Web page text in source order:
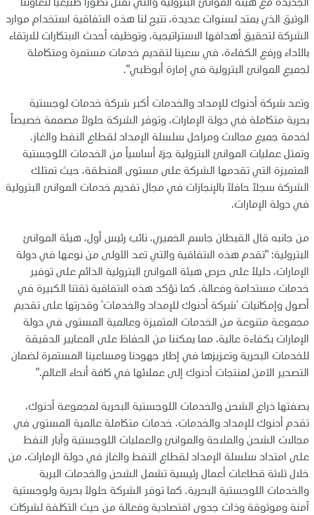
الجديدة مع هيئة الموانئ البترولية والتي تمثل تطوراً طبيعياً لتعاوننا
الوثيق الذي يمتد لسنوات عديدة، تتيح لنا هذه الاتفاقية استخدام موارد
الشركة لتحقيق أهدافها الاستراتيجية، وتوظيف أحدث الابتكارات للارتقاء
بالأداء ورفع الكفاءة، في سعينا لتقديم خدمات مستمرة ومتكاملة
لجميع الموانئ البترولية في إمارة أبوظبي".
وتعد شركة أدنوك للإمداد والخدمات أكبر شركة خدمات لوجستية
بحرية متكاملة في دولة الإمارات، وتوفر الشركة حلولاً مصممة خصيصاً
لخدمة جميع مجالات ومراحل سلسلة الإمداد لقطاع النفط والغاز.
وتمثل عمليات الموانئ البترولية جزءً أساسياً من الخدمات اللوجستية
المتميزة التي تقدمها الشركة على مستوى المنطقة، حيث تمتلك
الشركة سجلاً حافلاً بالإنجازات في مجال تقديم خدمات الموانئ البترولية
في دولة الإمارات.
من جانبه قال القبطان جاسم الخميري، نائب رئيس أول، هيئة الموانئ
البترولية: "تقدم هذه الاتفاقية والتي تعد الأولى من نوعها في دولة
الإمارات، دليلاً على حرص هيئة الموانئ البترولية الدائم على توفير
خدمات مستدامة وفعالة. كما تؤكد هذه الاتفاقية ثقتنا الكبيرة في
أصول وإمكانيات ’شركة أدنوك للإمداد والخدمات‘ وقدرتها على تقديم
مجموعة متنوعة من الخدمات المتميزة وعالمية المستوى في دولة
الإمارات بكفاءة عالية، مما يمكننا من الحفاظ على المعايير الدقيقة
للخدمات البحرية وتعزيزها في إطار جهودنا ومساعينا المستمرة لضمان
التصدير الآمن لمنتجات أدنوك إلى عملائها في كافة أنحاء العالم."
بصفتها ذراع الشحن والخدمات اللوجستية البحرية لمجموعة أدنوك،
تقدم أدنوك للإمداد والخدمات، خدمات متكاملة عالمية المستوى في
مجالات الشحن والملاحة والموانئ والعمليات اللوجستية وآبار النفط
على امتداد سلسلة الإمداد لقطاع النفط والغاز في دولة الإمارات، من
خلال ثلاثة قطاعات أعمال رئيسية تشمل الشحن والخدمات البرية
والخدمات اللوجستية البحرية. كما توفر الشركة حلولاً بحرية ولوجستية
آمنة وموثوقة وذات جدوى اقتصادية وفعالة من حيث التكلفة لشركات